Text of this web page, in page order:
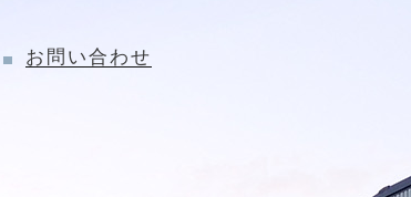
お問い合わせ